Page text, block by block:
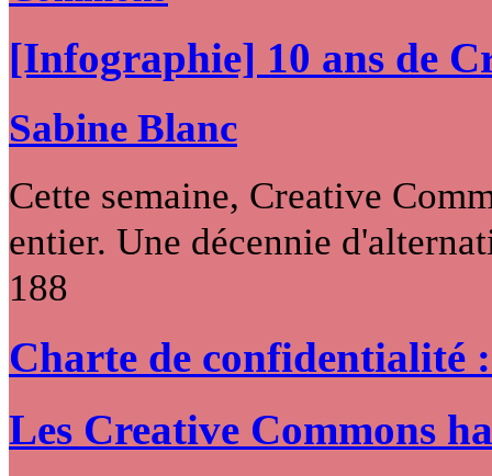
[Infographie] 10 ans de
Sabine Blanc
Cette semaine, Creative
entier. Une décennie
188
Charte de confidentialité
Les Creative Commons